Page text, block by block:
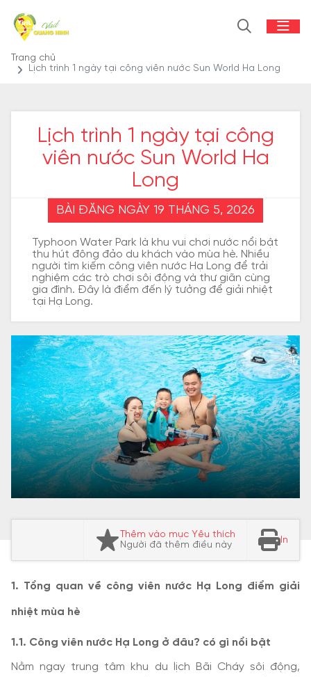
Trang chủ
Lịch trình 1 ngày tại công viên nước Sun World Ha Long
Lịch trình 1 ngày tại công
viên nước Sun World Ha
Long
BÀI ĐĂNG NGÀY 19 THÁNG 5, 2026
Typhoon Water Park là khu vui chơi nước nổi bật
thu hút đông đảo du khách vào mùa hè. Nhiều
người tìm kiếm công viên nước Hạ Long để trải
nghiệm các trò chơi sôi động và thư giãn cùng
gia đình. Đây là điểm đến lý tưởng để giải nhiệt
tại Hạ Long.
Thêm vào mục Yêu thích
Người đã thêm điều này
In
1. Tổng quan về công viên nước Hạ Long điểm giải
nhiệt mùa hè
1.1. Công viên nước Hạ Long ở đâu? có gì nổi bật
Nằm ngay trung tâm khu du lịch Bãi Cháy sôi động,